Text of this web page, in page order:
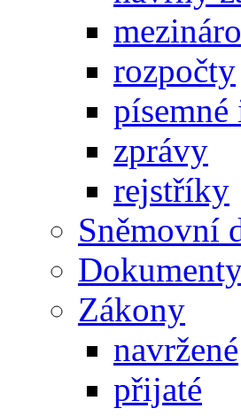
rozpočty
písemné
zprávy
rejstříky
Sněmovní
Zákony
navržené
přijaté